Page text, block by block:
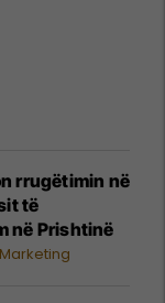
rrugëtimin në
të
në Prishtinë
Marketing